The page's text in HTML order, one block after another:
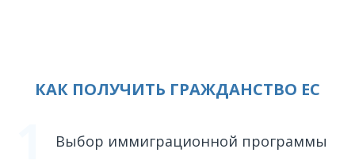
КАК ПОЛУЧИТЬ ГРАЖДАНСТВО ЕС
Выбор иммиграционной программы